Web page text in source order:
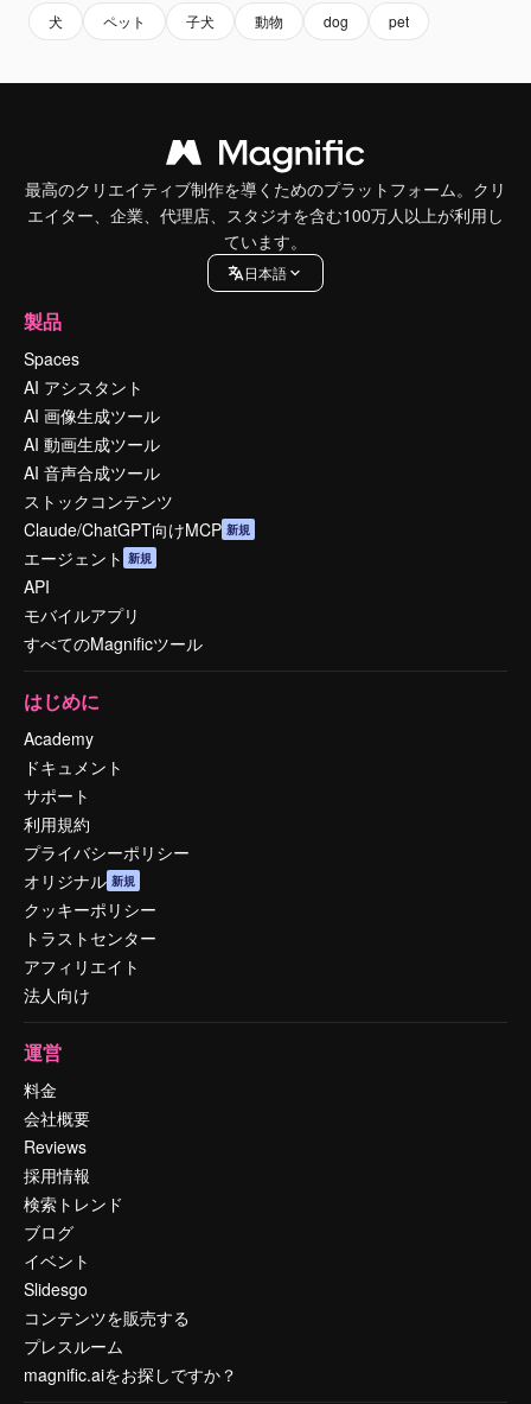
犬 ペット 子犬 動物 dog pet
最高のクリエイティブ制作を導くためのプラットフォーム。クリ
エイター、企業、代理店、スタジオを含む100万人以上が利用し
ています。
日本語
製品
Spaces
AI アシスタント
AI 画像生成ツール
AI 動画生成ツール
AI 音声合成ツール
ストックコンテンツ
Claude/ChatGPT向けMCP 新規
エージェント 新規
API
モバイルアプリ
すべてのMagnificツール
はじめに
Academy
ドキュメント
サポート
利用規約
プライバシーポリシー
オリジナル 新規
クッキーポリシー
トラストセンター
アフィリエイト
法人向け
運営
料金
会社概要
Reviews
採用情報
検索トレンド
ブログ
イベント
Slidesgo
コンテンツを販売する
プレスルーム
magnific.aiをお探しですか？